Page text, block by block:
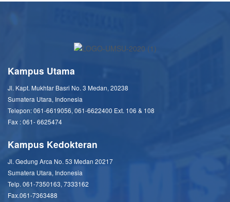
Kampus Utama
Jl. Kapt. Mukhtar Basri No. 3 Medan, 20238
Sumatera Utara, Indonesia
Telepon: 061-6619056, 061-6622400 Ext. 106 & 108
Fax : 061- 6625474
Kampus Kedokteran
Jl. Gedung Arca No. 53 Medan 20217
Sumatera Utara, Indonesia
Telp. 061-7350163, 7333162
Fax.061-7363488